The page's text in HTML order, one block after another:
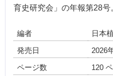
育史研究会」の年報第28号
編者 日本
発売日 2026
ページ数 120